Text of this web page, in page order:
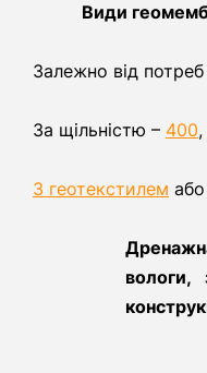
Види
Залежно від
За щільністю – 400,
З геотекстилем
вологи,